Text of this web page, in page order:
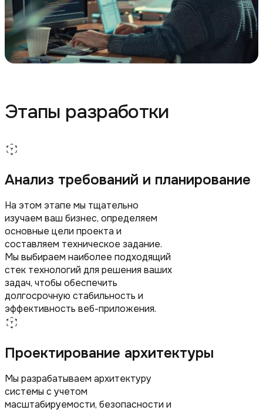
Этапы разработки
Анализ требований и планирование
На этом этапе мы тщательно
изучаем ваш бизнес, определяем
основные цели проекта и
составляем техническое задание.
Мы выбираем наиболее подходящий
стек технологий для решения ваших
задач, чтобы обеспечить
долгосрочную стабильность и
эффективность веб-приложения.
Проектирование архитектуры
Мы разрабатываем архитектуру
системы с учетом
масштабируемости, безопасности и